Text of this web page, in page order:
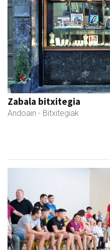
Ormaki urdaitegia
Andoain - Urdaitegiak
Previous